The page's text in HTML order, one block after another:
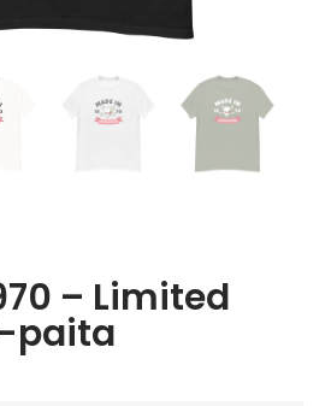
– Limited
paita